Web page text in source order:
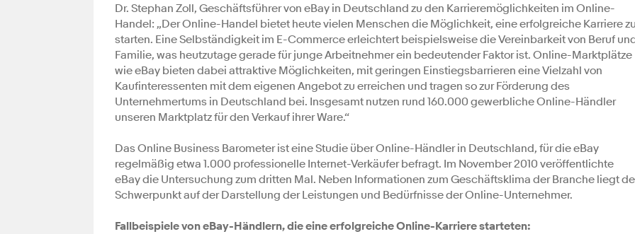
Dr. Stephan Zoll, Geschäftsführer von eBay in Deutschland zu den Karrieremöglichkeiten im Online-
Handel: „Der Online-Handel bietet heute vielen Menschen die Möglichkeit, eine erfolgreiche Karriere
starten. Eine Selbständigkeit im E-Commerce erleichtert beispielsweise die Vereinbarkeit von Beruf
Familie, was heutzutage gerade für junge Arbeitnehmer ein bedeutender Faktor ist. Online-Marktplätze
wie eBay bieten dabei attraktive Möglichkeiten, mit geringen Einstiegsbarrieren eine Vielzahl von
Kaufinteressenten mit dem eigenen Angebot zu erreichen und tragen so zur Förderung des
Unternehmertums in Deutschland bei. Insgesamt nutzen rund 160.000 gewerbliche Online-Händler
unseren Marktplatz für den Verkauf ihrer Ware.“
Das Online Business Barometer ist eine Studie über Online-Händler in Deutschland, für die eBay
regelmäßig etwa 1.000 professionelle Internet-Verkäufer befragt. Im November 2010 veröffentlichte
eBay die Untersuchung zum dritten Mal. Neben Informationen zum Geschäftsklima der Branche liegt
Schwerpunkt auf der Darstellung der Leistungen und Bedürfnisse der Online-Unternehmer.
Fallbeispiele von eBay-Händlern, die eine erfolgreiche Online-Karriere starteten: